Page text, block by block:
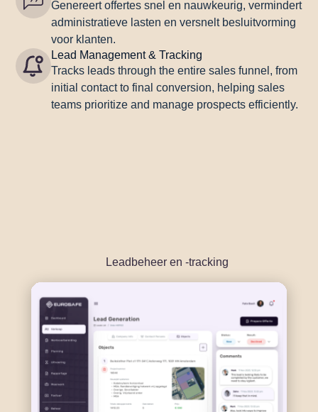
Genereert offertes snel en nauwkeurig, vermindert
administratieve lasten en versnelt besluitvorming
voor klanten.
Lead Management & Tracking
Tracks leads through the entire sales funnel, from
initial contact to final conversion, helping sales
teams prioritize and manage prospects efficiently.
Leadbeheer en -tracking